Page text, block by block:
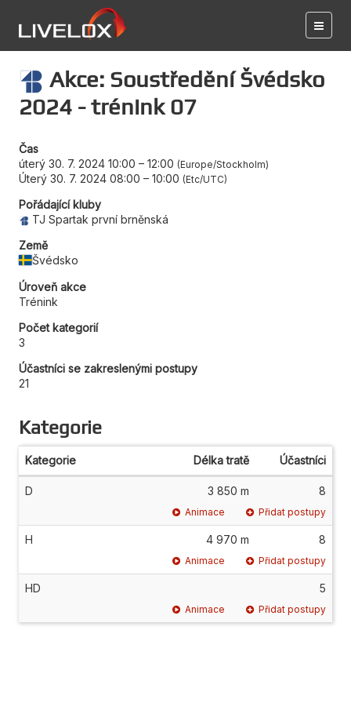
Akce: Soustředění Švédsko
2024 - trénink 07
Čas
úterý 30. 7. 2024 10:00 – 12:00 Europe/Stockholm
Úterý 30. 7. 2024 08:00 – 10:00 Etc/UTC
Pořádající kluby
TJ Spartak první brněnská
Země
Švédsko
Úroveň akce
Trénink
Počet kategorií
3
Účastníci se zakreslenými postupy
21
Kategorie
Kategorie Délka tratě Účastníci
D 3 850 m 8
Animace Přidat postupy
H 4 970 m 8
Animace Přidat postupy
HD 5
Animace Přidat postupy